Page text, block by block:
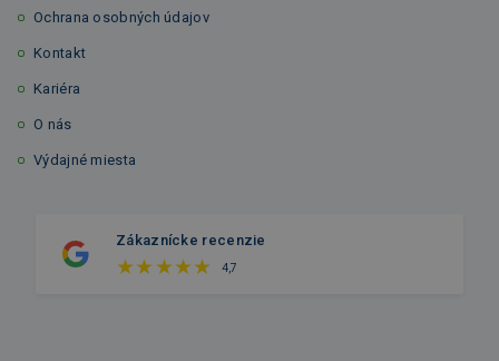
Ochrana osobných údajov
Kontakt
Kariéra
O nás
Výdajné miesta
Zákaznícke recenzie
4,7